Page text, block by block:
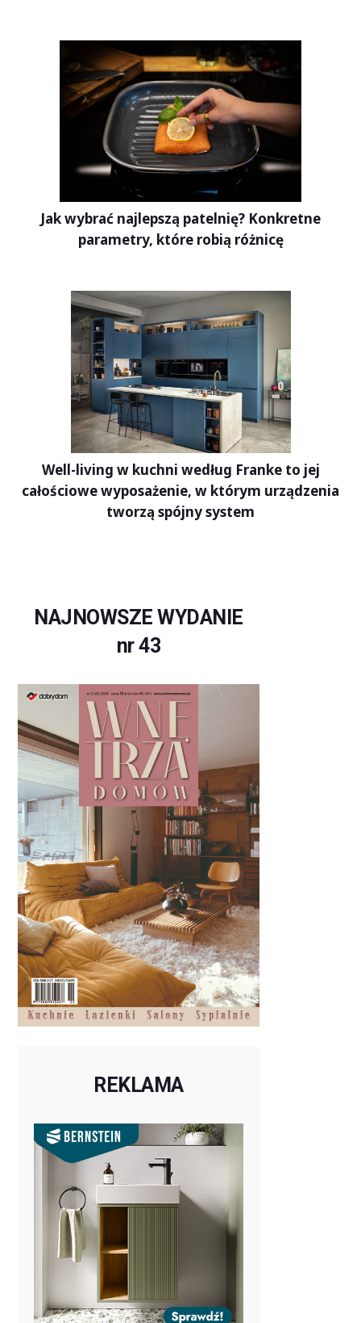
Jak wybrać najlepszą patelnię? Konkretne
parametry, które robią różnicę
Well-living w kuchni według Franke to jej
całościowe wyposażenie, w którym urządzenia
tworzą spójny system
NAJNOWSZE WYDANIE
nr 43
REKLAMA